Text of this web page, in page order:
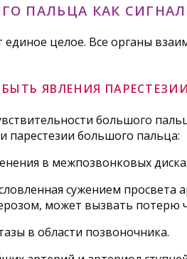
ПАЛЬЦА КАК
единое целое. Все органы
ЯВЛЕНИЯ
большого
парестезии большого пальца:
в межпозвонковых
сужением
может вызвать потерю
в области позвоночника.